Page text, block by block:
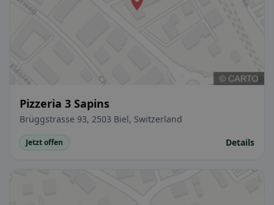
Pizzeria 3 Sapins
Brüggstrasse 93, 2503 Biel, Switzerland
Jetzt offen Details